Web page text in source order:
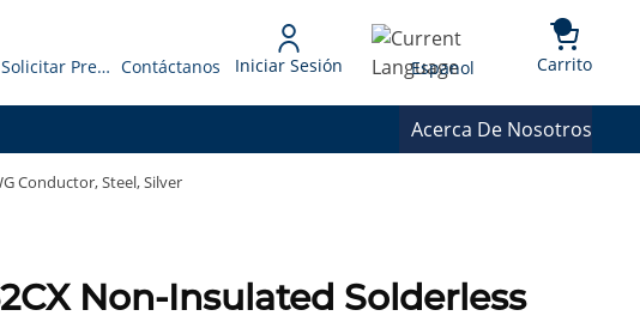
search
Solicitar Presupuesto Contáctanos Iniciar Sesión Language
Espanol Carrito{0}
Acerca De Nosotros
Conductor, Steel, Silver
Non-Insulated Solderless